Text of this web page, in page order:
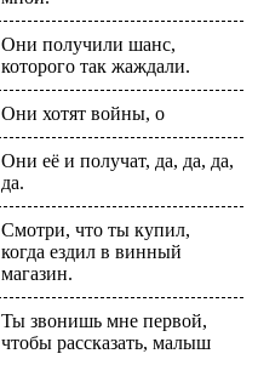
Они получили шанс,
которого так жаждали.
Они хотят войны, о
Они её и получат, да, да, да,
да.
Смотри, что ты купил,
когда ездил в винный
магазин.
Ты звонишь мне первой,
чтобы рассказать, малыш